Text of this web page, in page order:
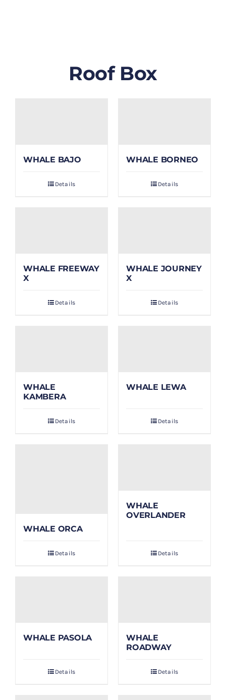
PAYMENT
Roof Box
WHALE BAJO
Details
WHALE BORNEO
Details
WHALE FREEWAY
X
Details
WHALE JOURNEY
X
Details
WHALE
KAMBERA
Details
WHALE LEWA
Details
WHALE ORCA
Details
WHALE
OVERLANDER
Details
WHALE PASOLA
Details
WHALE
ROADWAY
Details